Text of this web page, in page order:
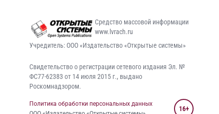
Средство массовой информации
www.lvrach.ru
Учредитель: ООО «Издательство «Открытые системы»
Свидетельство о регистрации сетевого издания Эл. №
ФС77-62383 от 14 июля 2015 г., выдано
Роскомнадзором.
Политика обработки персональных данных
16+